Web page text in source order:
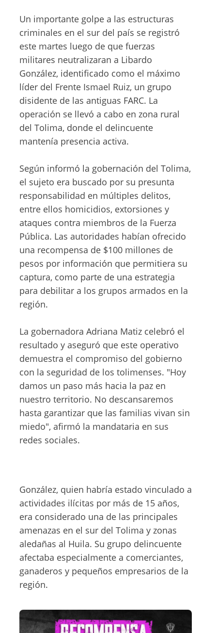
Un importante golpe a las estructuras
criminales en el sur del país se registró
este martes luego de que fuerzas
militares neutralizaran a Libardo
González, identificado como el máximo
líder del Frente Ismael Ruiz, un grupo
disidente de las antiguas FARC. La
operación se llevó a cabo en zona rural
del Tolima, donde el delincuente
mantenía presencia activa.
Según informó la gobernación del Tolima,
el sujeto era buscado por su presunta
responsabilidad en múltiples delitos,
entre ellos homicidios, extorsiones y
ataques contra miembros de la Fuerza
Pública. Las autoridades habían ofrecido
una recompensa de $100 millones de
pesos por información que permitiera su
captura, como parte de una estrategia
para debilitar a los grupos armados en la
región.
La gobernadora Adriana Matiz celebró el
resultado y aseguró que este operativo
demuestra el compromiso del gobierno
con la seguridad de los tolimenses. "Hoy
damos un paso más hacia la paz en
nuestro territorio. No descansaremos
hasta garantizar que las familias vivan sin
miedo", afirmó la mandataria en sus
redes sociales.
González, quien habría estado vinculado a
actividades ilícitas por más de 15 años,
era considerado una de las principales
amenazas en el sur del Tolima y zonas
aledañas al Huila. Su grupo delincuente
afectaba especialmente a comerciantes,
ganaderos y pequeños empresarios de la
región.